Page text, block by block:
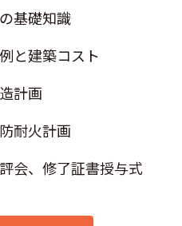
基礎知識
と建築コスト
計画
耐火計画
会、修了証書授与式